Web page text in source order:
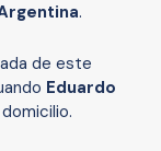
.
de este
Eduardo